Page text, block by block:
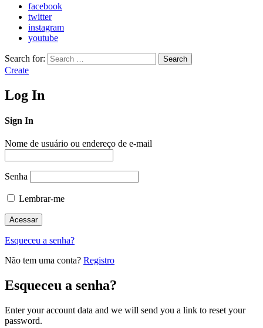
facebook
twitter
instagram
youtube
Search for: Search
Create
Log In
Sign In
Nome de usuário ou endereço de e-mail
Senha
Lembrar-me
Esqueceu a senha?
Não tem uma conta? Registro
Esqueceu a senha?
Enter your account data and we will send you a link to reset your
password.